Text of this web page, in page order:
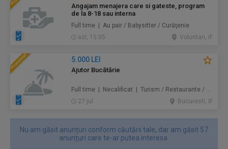
Angajam menajera care si gateste, program
de la 8-18 sau interna
Full time | Au pair / Babysitter / Curăţenie
azi, 15:05
Voluntari, IF
5.000 LEI
Ajutor Bucătărie
Full time | Necalificat | Turism / Restaurante / Hoteluri
27 jul.
Bucuresti, IF
Nu am găsit anunțuri conform căutării tale, dar am găsit 57
anunțuri care te-ar putea interesa.